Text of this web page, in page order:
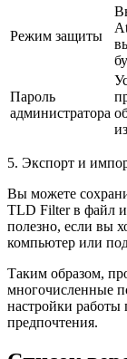
Режим защиты
Пароль
администратора
5. Экспорт и
Вы можете
TLD Filter в файл
полезно, если вы
компьютер или
Таким образом,
многочисленные
настройки работы
предпочтения.